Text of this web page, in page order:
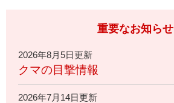
重要なお知らせ
2026年8月5日更新
クマの目撃情報
2026年7月14日更新